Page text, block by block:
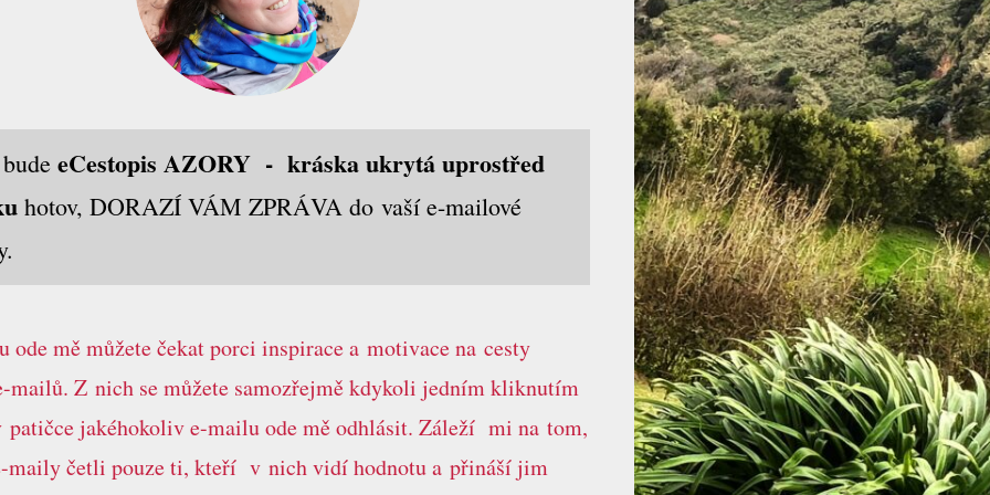
eCestopis AZORY - kráska ukrytá uprostřed
hotov, DORAZÍ VÁM ZPRÁVA do vaší e-mailové
ode mě můžete čekat porci inspirace a motivace na cesty
mailů. Z nich se můžete samozřejmě kdykoli jedním kliknutím
patičce jakéhokoliv e-mailu ode mě odhlásit. Záleží mi na tom,
maily četli pouze ti, kteří v nich vidí hodnotu a přináší jim